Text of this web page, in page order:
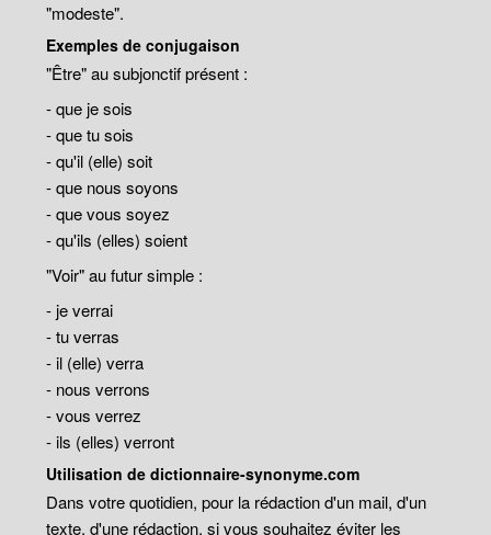
"modeste".
Exemples de conjugaison
"Être" au subjonctif présent :
- que je sois
- que tu sois
- qu'il (elle) soit
- que nous soyons
- que vous soyez
- qu'ils (elles) soient
"Voir" au futur simple :
- je verrai
- tu verras
- il (elle) verra
- nous verrons
- vous verrez
- ils (elles) verront
Utilisation de dictionnaire-synonyme.com
Dans votre quotidien, pour la rédaction d'un mail, d'un
texte, d'une rédaction, si vous souhaitez éviter les